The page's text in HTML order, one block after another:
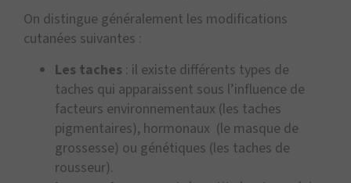
On distingue généralement les modifications
cutanées suivantes :
Les taches : il existe différents types de
taches qui apparaissent sous l’influence de
facteurs environnementaux (les taches
pigmentaires), hormonaux (le masque de
grossesse) ou génétiques (les taches de
rousseur).